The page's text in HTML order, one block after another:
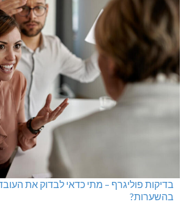
בדיקות פוליגרף במקומות עבודה – לא רק